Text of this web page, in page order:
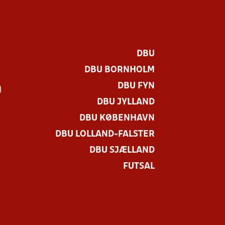
DBU
DBU BORNHOLM
DBU FYN
DBU JYLLAND
DBU KØBENHAVN
DBU LOLLAND-FALSTER
DBU SJÆLLAND
FUTSAL